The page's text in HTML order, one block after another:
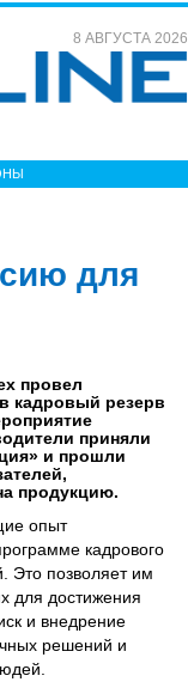
8 АВГУСТА 2026
для
провел
кадровый резерв
приняли
и прошли
продукцию.
опыт
кадрового
Это позволяет им
для достижения
и внедрение
решений и